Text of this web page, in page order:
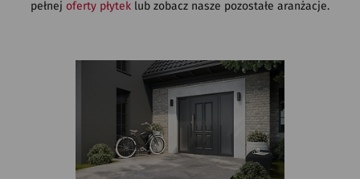
pełnej oferty płytek lub zobacz nasze pozostałe aranżacje.